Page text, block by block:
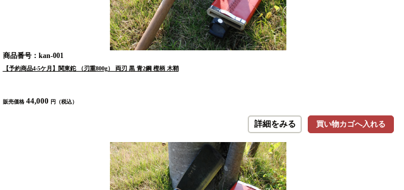
商品番号：kan-001
【予約商品4-5ケ月】関東鉈 （刃重800g） 両刃 黒 青2鋼 樫柄 木鞘
販売価格 44,000 円（税込）
買い物カゴへ入れる
詳細をみる